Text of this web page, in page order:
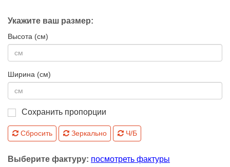
Укажите ваш размер:
Высота (см)
Ширина (см)
Сохранить пропорции
Сбросить Зеркально Ч/Б
Выберите фактуру: посмотреть фактуры